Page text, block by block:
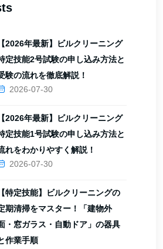
【2026年最新】ビルクリーニング
定技能2号試験の申し込み方法と
験の流れを徹底解説！
2026-07-30
【2026年最新】ビルクリーニング
定技能1号試験の申し込み方法と
れをわかりやすく解説！
2026-07-30
【特定技能】ビルクリーニングの
期清掃をマスター！「建物外
・窓ガラス・自動ドア」の器具
作業手順